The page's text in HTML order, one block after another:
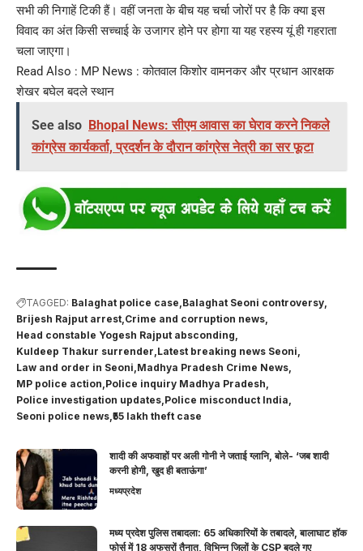
सभी की निगाहें टिकी हैं। वहीं जनता के बीच यह चर्चा जोरों पर है कि क्या इस
विवाद का अंत किसी सच्चाई के उजागर होने पर होगा या यह रहस्य यूं ही गहराता
चला जाएगा।
Read Also : MP News : कोतवाल किशोर वामनकर और प्रधान आरक्षक
शेखर बघेल बदले स्थान
See also Bhopal News: सीएम आवास का घेराव करने निकले
कांग्रेस कार्यकर्ता, प्रदर्शन के दौरान कांग्रेस नेत्री का सर फूटा
TAGGED: Balaghat police case Balaghat Seoni controversy
Brijesh Rajput arrest Crime and corruption news
Head constable Yogesh Rajput absconding
Kuldeep Thakur surrender Latest breaking news Seoni
Law and order in Seoni Madhya Pradesh Crime News
MP police action Police inquiry Madhya Pradesh
Police investigation updates Police misconduct India
Seoni police news ₹55 lakh theft case
शादी की अफवाहों पर अली गोनी ने जताई ग्लानि, बोले- ‘जब शादी
करनी होगी, खुद ही बताऊंगा’
मध्यप्रदेश
मध्य प्रदेश पुलिस तबादला: 65 अधिकारियों के तबादले, बालाघाट हॉक
फोर्स में 18 अफसरों तैनात, विभिन्न जिलों के CSP बदले गए